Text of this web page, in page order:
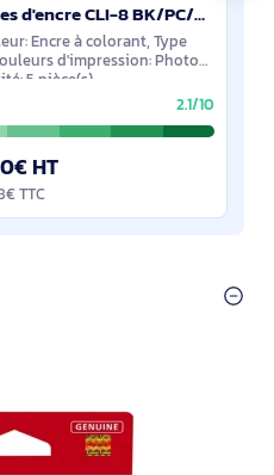
Multipack de 5 cartouches d'encre CLI-8 BK/PC/PM/R/G - 0620B027
Encre à colorant, Type
d'impression: Photo
5 pièce(s)
2.1/10
HT
TTC